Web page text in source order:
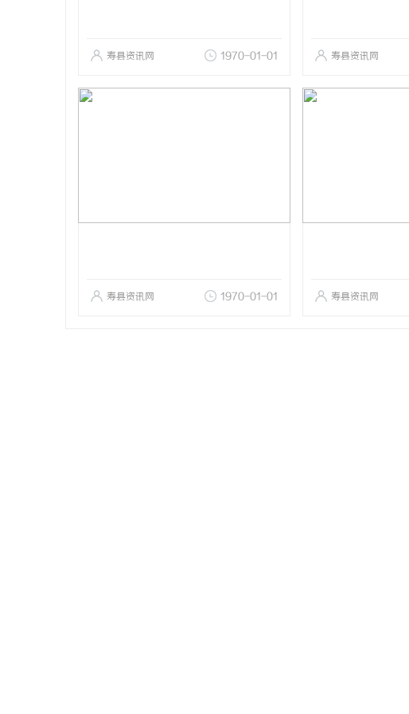
寿县资讯网 1970-01-01 寿县资讯网
寿县资讯网 1970-01-01 寿县资讯网